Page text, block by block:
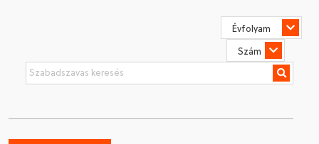
SZOCIOLÓGIAI SZEMLE